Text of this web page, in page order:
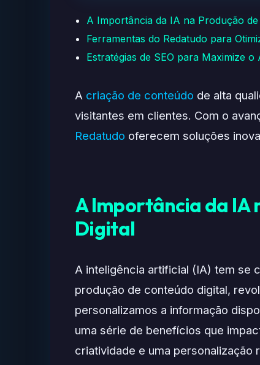
A Importância da IA na Produção
Ferramentas do Redatudo para
Estratégias de SEO para Maximize
A criação de conteúdo de alta
visitantes em clientes. Com o
Redatudo oferecem soluções
A Importância da IA
Digital
A inteligência artificial (IA) tem se
produção de conteúdo digital,
personalizamos a informação
uma série de benefícios que
criatividade e uma